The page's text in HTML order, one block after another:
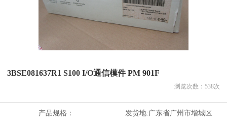
3BSE081637R1 S100 I/O通信模件 PM 901F
浏览次数： 538次
产品规格： 发货地:广东省广州市增城区